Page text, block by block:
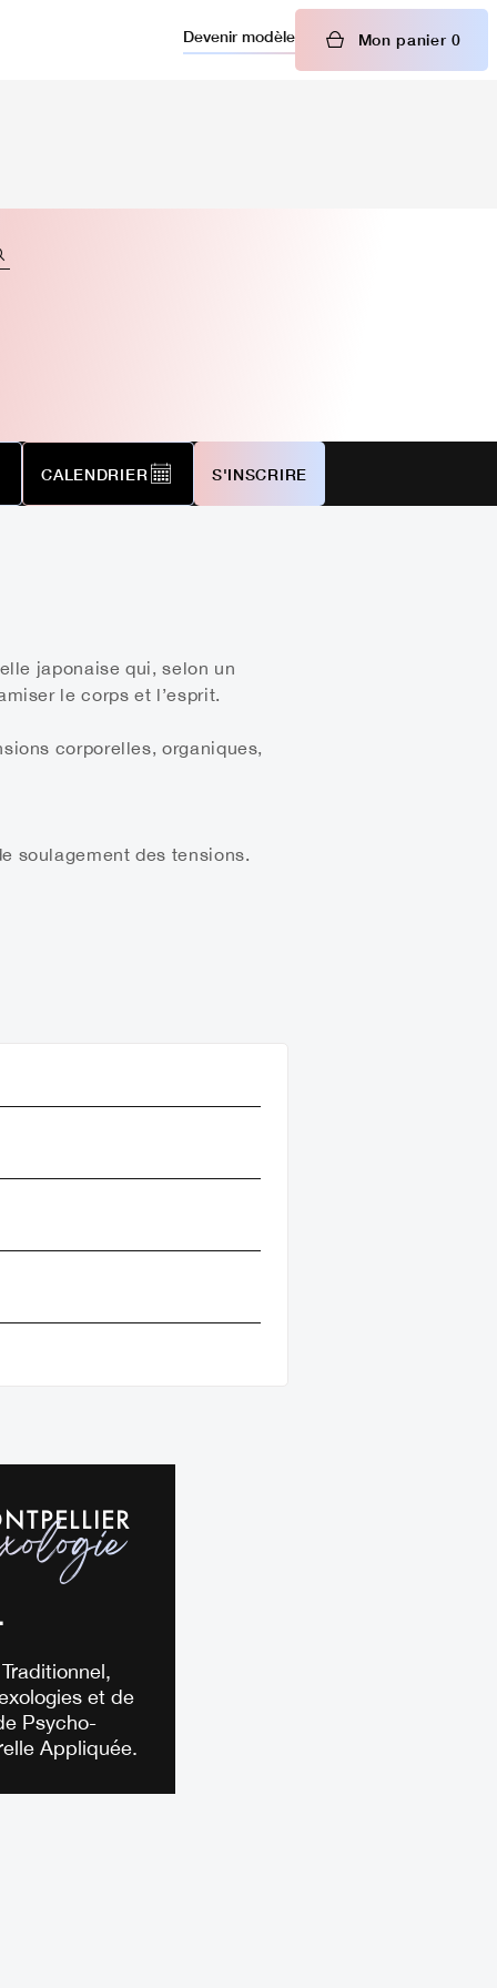
Devenir modèle Mon panier0
CALENDRIER S'INSCRIRE
japonaise qui, selon un
le corps et l’esprit.
corporelles, organiques,
soulagement des tensions.
et de
Psycho-
Appliquée.